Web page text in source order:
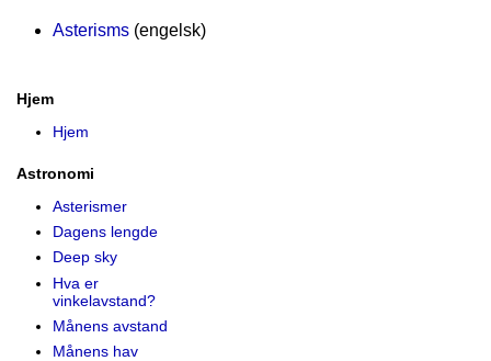
Asterisms (engelsk)
Hjem
Hjem
Astronomi
Asterismer
Dagens lengde
Deep sky
Hva er
vinkelavstand?
Månens avstand
Månens hav